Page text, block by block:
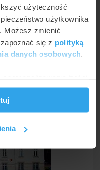
użyteczność
użytkownika
Możesz zmienić
się z polityką
danych osobowych.
i
Informacje o tym, jak
partnerom
i analitycznym.
podczas